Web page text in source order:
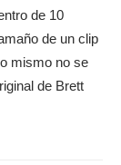
de 10
de un clip
mismo no se
de Brett